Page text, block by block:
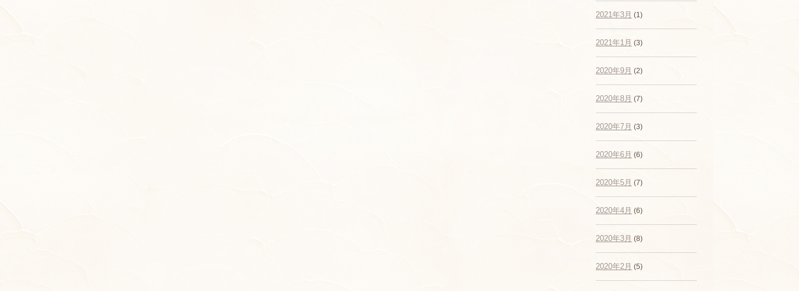
2021年3月 (1)
2021年1月 (3)
2020年9月 (2)
2020年8月 (7)
2020年7月 (3)
2020年6月 (6)
2020年5月 (7)
2020年4月 (6)
2020年3月 (8)
2020年2月 (5)